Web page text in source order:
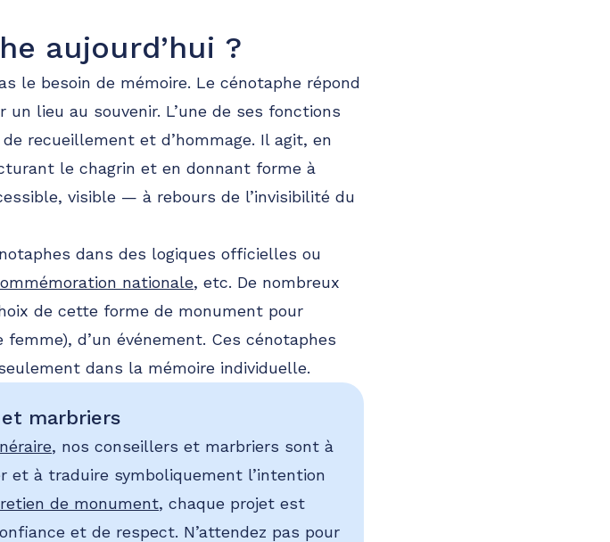
aujourd’hui ?
le besoin de mémoire. Le cénotaphe répond
lieu au souvenir. L’une de ses fonctions
recueillement et d’hommage. Il agit, en
le chagrin et en donnant forme à
visible — à rebours de l’invisibilité du
dans des logiques officielles ou
nationale, etc. De nombreux
de cette forme de monument pour
d’un événement. Ces cénotaphes
dans la mémoire individuelle.
marbriers
, nos conseillers et marbriers sont à
et à traduire symboliquement l’intention
de monument, chaque projet est
et de respect. N’attendez pas pour